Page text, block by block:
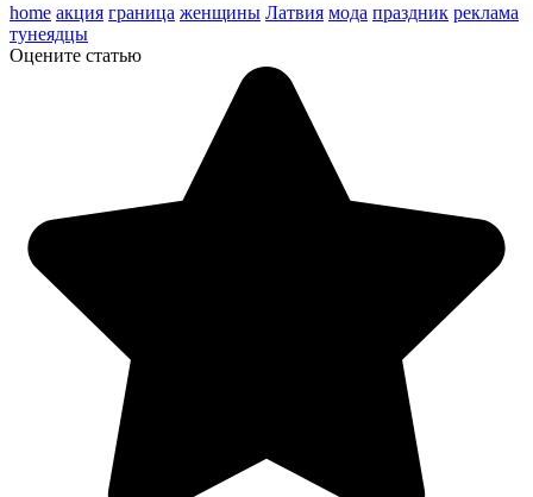
home акция граница женщины Латвия мода праздник реклама
тунеядцы
Оцените статью